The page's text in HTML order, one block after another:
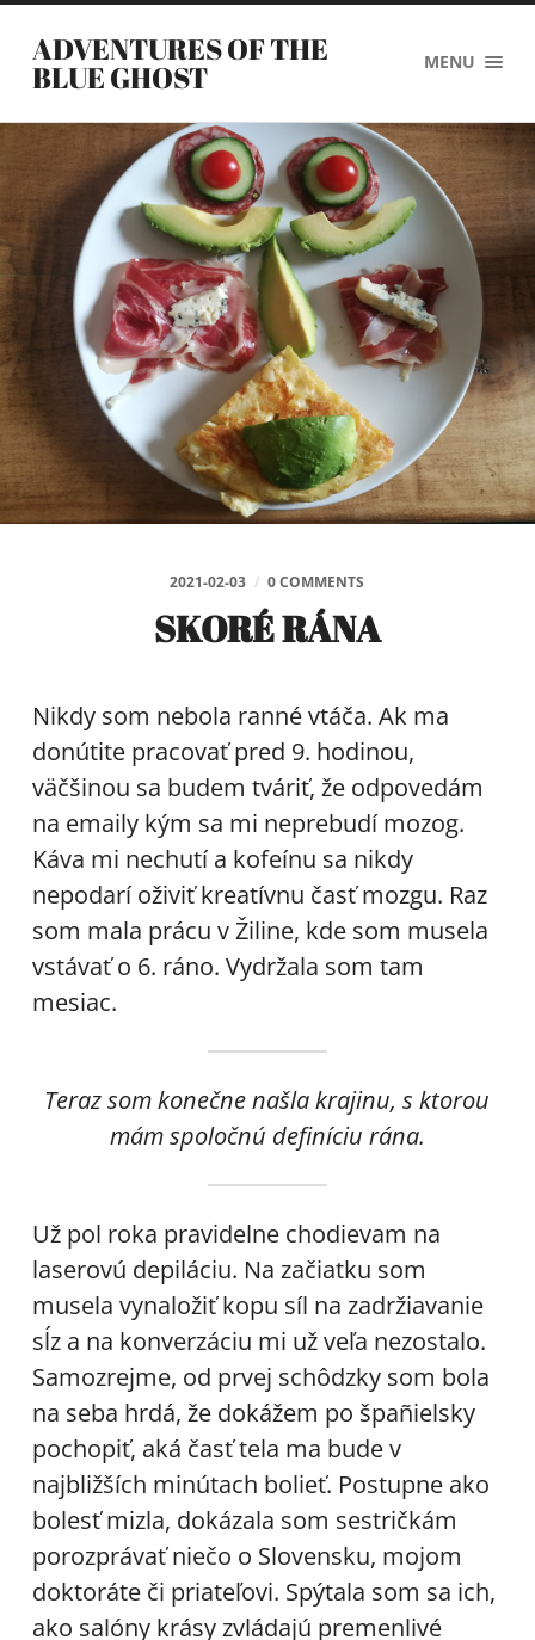
ADVENTURES OF THE
BLUE GHOST MENU
2021-02-03 / 0 COMMENTS
SKORÉ RÁNA
Nikdy som nebola ranné vtáča. Ak ma
donútite pracovať pred 9. hodinou,
väčšinou sa budem tváriť, že odpovedám
na emaily kým sa mi neprebudí mozog.
Káva mi nechutí a kofeínu sa nikdy
nepodarí oživiť kreatívnu časť mozgu. Raz
som mala prácu v Žiline, kde som musela
vstávať o 6. ráno. Vydržala som tam
mesiac.
Teraz som konečne našla krajinu, s ktorou
mám spoločnú definíciu rána.
Už pol roka pravidelne chodievam na
laserovú depiláciu. Na začiatku som
musela vynaložiť kopu síl na zadržiavanie
sĺz a na konverzáciu mi už veľa nezostalo.
Samozrejme, od prvej schôdzky som bola
na seba hrdá, že dokážem po špañielsky
pochopiť, aká časť tela ma bude v
najbližších minútach bolieť. Postupne ako
bolesť mizla, dokázala som sestričkám
porozprávať niečo o Slovensku, mojom
doktoráte či priateľovi. Spýtala som sa ich,
ako salóny krásy zvládajú premenlivé